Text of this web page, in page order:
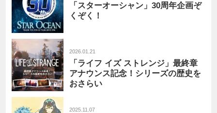
「スターオーシャン」30周年企画ぞ
くぞく！
2026.01.21
「ライフ イズ ストレンジ」最終章
アナウンス記念！シリーズの歴史を
おさらい
2025.11.07